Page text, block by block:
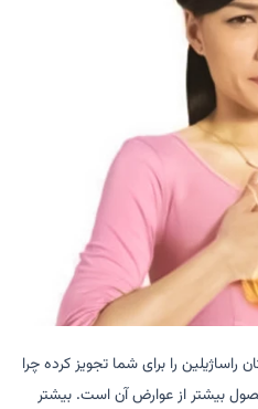
را برای شما تجویز کرده چرا
بیشتر از عوارض آن است. بیشتر